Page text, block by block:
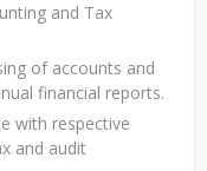
and Tax
of accounts and
financial reports.
with respective
and audit